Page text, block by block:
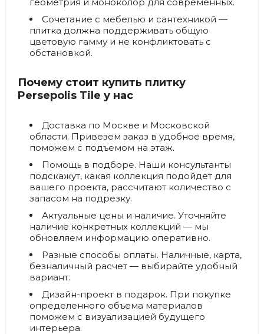
Сочетание с мебелью и сантехникой —
плитка должна поддерживать общую
цветовую гамму и не конфликтовать с
обстановкой.
Почему стоит купить плитку
Persepolis Tile у нас
Доставка по Москве и Московской
области. Привезем заказ в удобное время,
поможем с подъемом на этаж.
Помощь в подборе. Наши консультанты
подскажут, какая коллекция подойдет для
вашего проекта, рассчитают количество с
запасом на подрезку.
Актуальные цены и наличие. Уточняйте
наличие конкретных коллекций — мы
обновляем информацию оперативно.
Разные способы оплаты. Наличные, карта,
безналичный расчет — выбирайте удобный
вариант.
Дизайн-проект в подарок. При покупке
определенного объема материалов
поможем с визуализацией будущего
интерьера.